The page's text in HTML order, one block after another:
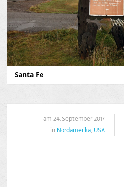
Santa Fe
am 24. September 2017
in Nordamerika, USA